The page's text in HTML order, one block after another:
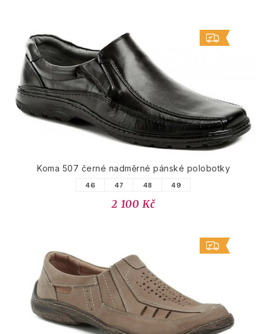
Koma 507 černé nadměrné pánské polobotky
46 47 48 49
2 100 Kč